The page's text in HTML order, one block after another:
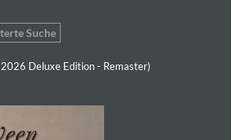
Suche
Deluxe Edition - Remaster)